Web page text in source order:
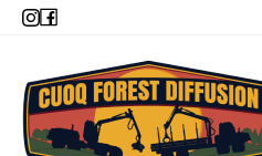
Aller
principal